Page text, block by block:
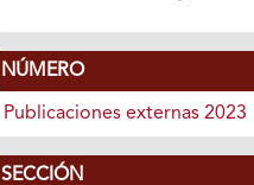
NÚMERO
Publicaciones externas 2023
SECCIÓN